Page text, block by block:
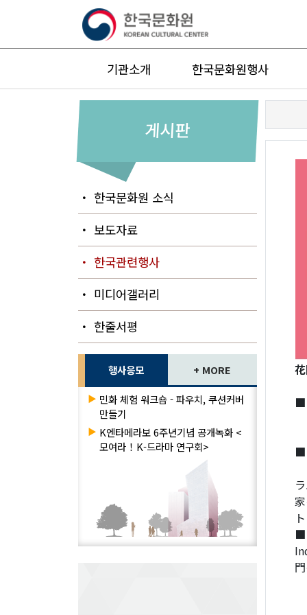
기관소개 한국문화원행사
게시판
・ 한국문화원 소식
・ 보도자료
・ 한국관련행사
・ 미디어갤러리
・ 한줄서평
행사응모 + MORE
▶ 민화 체험 워크숍 - 파우치, 쿠션커버
만들기
▶ K엔타메라보 6주년기념 공개녹화 <
모여라！K-드라마 연구회>
■
■
■